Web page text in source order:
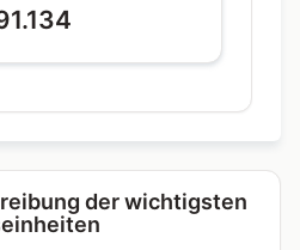
der wichtigsten